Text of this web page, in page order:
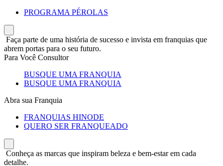
PROGRAMA PÉROLAS
Faça parte de uma história de sucesso e invista em franquias que
abrem portas para o seu futuro.
Para Você Consultor
BUSQUE UMA FRANQUIA
BUSQUE UMA FRANQUIA
Abra sua Franquia
FRANQUIAS HINODE
QUERO SER FRANQUEADO
Conheça as marcas que inspiram beleza e bem-estar em cada
detalhe.